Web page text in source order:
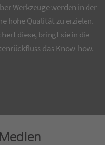
Werkzeuge werden in der
hohe Qualität zu erzielen.
diese, bringt sie in die
das Know-how.